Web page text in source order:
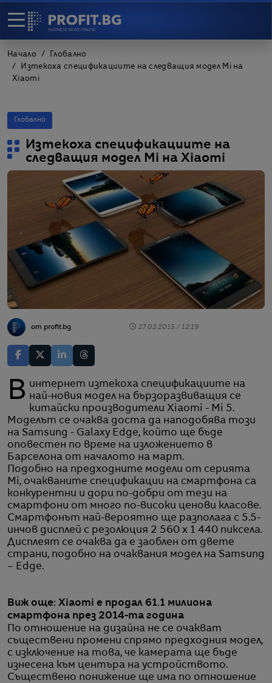
Начало
Глобално
Изтекоха спецификациите на следващия модел Mi на
Xiaomi
Глобално
Изтекоха спецификациите на
следващия модел Mi на Xiaomi
от profit.bg 27.02.2015 / 12:19
В интернет изтекоха спецификациите на най-новия модел на бързоразвиващия се
китайски производители Xiaomi - Mi 5.
Моделът се очаква доста да наподобява този
на Samsung - Galaxy Edge, който ще бъде
оповестен по време на изложението в
Барселона от началото на март.
Подобно на предходните модели от серията
Mi, очакваните спецификации на смартфона са
конкурентни и дори по-добри от тези на
смартфони от много по-високи ценови класове.
Смартфонът най-вероятно ще разполага с 5.5-
инчов дисплей с резолюция 2 560 х 1 440 пиксела.
Дисплеят се очаква да е заоблен от двете
страни, подобно на очаквания модел на Samsung
– Edge.
Виж още: Xiaomi е продал 61.1 милиона
смартфона през 2014-та година
По отношение на дизайна не се очакват
съществени промени спрямо предходния модел,
с изключение на това, че камерата ще бъде
изнесена към центъра на устройството.
Съществено понижение ще има по отношение